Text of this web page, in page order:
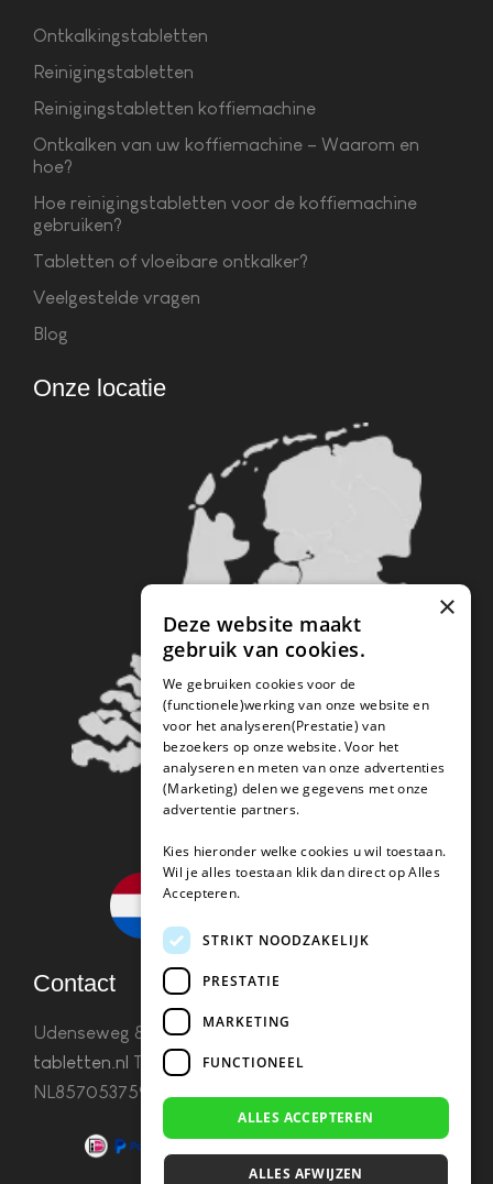
Ontkalkingstabletten
Reinigingstabletten
Reinigingstabletten koffiemachine
Ontkalken van uw koffiemachine – Waarom en
hoe?
Hoe reinigingstabletten voor de koffiemachine
gebruiken?
Tabletten of vloeibare ontkalker?
Veelgestelde vragen
Blog
Onze locatie
Contact
Udenseweg 8B 5405 PA Udeninfo(@)koffie-
tabletten.nl Tel. 085 782 5578KvK 67529623 Btw:
NL857053759B01
×
Deze website maakt
gebruik van cookies.
We gebruiken cookies voor de
(functionele)werking van onze website en
voor het analyseren(Prestatie) van
bezoekers op onze website. Voor het
analyseren en meten van onze advertenties
(Marketing) delen we gegevens met onze
advertentie partners.
Kies hieronder welke cookies u wil toestaan.
Wil je alles toestaan klik dan direct op Alles
Accepteren.
STRIKT NOODZAKELIJK
PRESTATIE
MARKETING
FUNCTIONEEL
ALLES ACCEPTEREN
ALLES AFWIJZEN